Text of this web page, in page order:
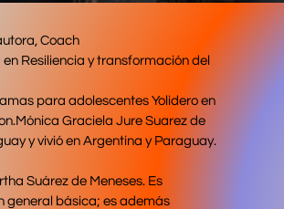
Coach
Resiliencia y transformación del
para adolescentes Yolidero en
Graciela Jure Suarez de
y vivió en Argentina y Paraguay.
Suárez de Meneses. Es
general básica; es además